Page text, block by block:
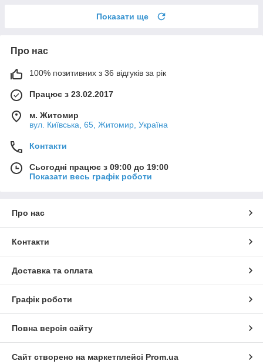
Показати ще
Про нас
100% позитивних з 36 відгуків за рік
Працює з 23.02.2017
м. Житомир
вул. Київська, 65, Житомир, Україна
Контакти
Сьогодні працює з 09:00 до 19:00
Показати весь графік роботи
Про нас
Контакти
Доставка та оплата
Графік роботи
Повна версія сайту
Сайт створено на маркетплейсі Prom.ua